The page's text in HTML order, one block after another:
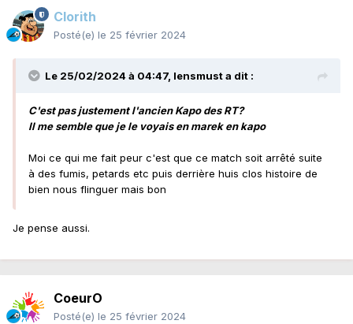
Clorith
Posté(e) le 25 février 2024
Le 25/02/2024 à 04:47, lensmusta dit :
C'est pas justement l'ancien Kapo des RT?
Il me semble que je le voyais en marek en kapo
Moi ce qui me fait peur c'est que ce match soit arrêté suite
à des fumis, petards etc puis derrière huis clos histoire de
bien nous flinguer mais bon
Je pense aussi.
CoeurO
Posté(e) le 25 février 2024